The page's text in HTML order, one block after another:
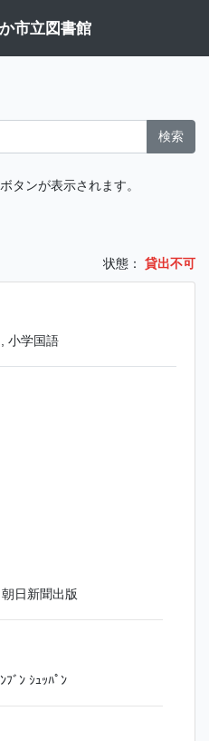
市立図書館
検索
タンが表示されます。
状態： 貸出不可
小学国語
日新聞出版
ﾌﾞﾝ ｼｭｯﾊﾟﾝ